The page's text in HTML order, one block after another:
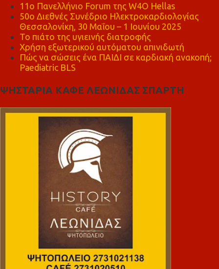
11ο Πανελλήνιο Forum της W4O Hellas
50ο Διεθνές Συνέδριο Ηλεκτροκαρδιολογίας
Θεσσαλονίκη, 30 Μαΐου – 1 Ιουνίου 2025
Το πιάτο της υγιεινής διατροφής
Χρήση εξωτερικού αυτόματου απινιδωτή
Πώς να σώσεις ένα ΠΑΙΔΙ σε καρδιακή ανακοπή;
Paediatric BLS
ΨΗΣΤΑΡΙΑ ΚΑΦΕ ΛΕΩΝΙΔΑΣ ΣΠΑΡΤΗ